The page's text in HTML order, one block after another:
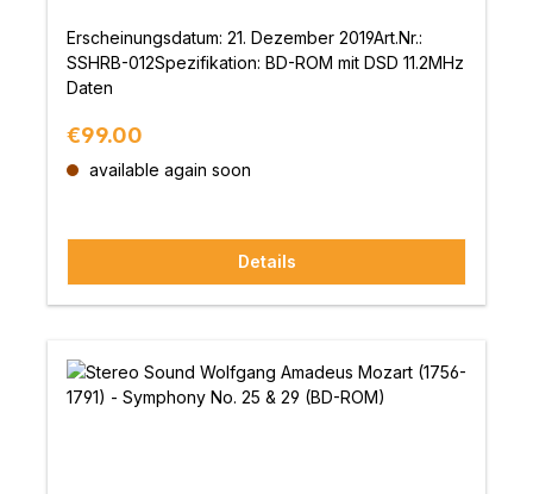
Erscheinungsdatum: 21. Dezember 2019Art.Nr.:
SSHRB-012Spezifikation: BD-ROM mit DSD 11.2MHz
Daten
Regular price:
€99.00
available again soon
Details